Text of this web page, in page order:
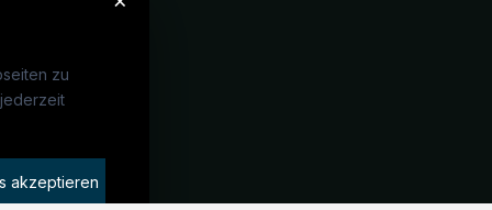
zu
akzeptieren
finden
buchen